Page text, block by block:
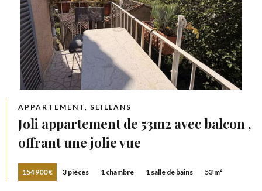
APPARTEMENT, SEILLANS
Joli appartement de 53m2 avec balcon ,
offrant une jolie vue
154 900 € 3 pièces 1 chambre 1 salle de bains 53 m²